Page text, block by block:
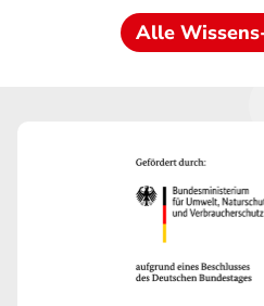
Alle